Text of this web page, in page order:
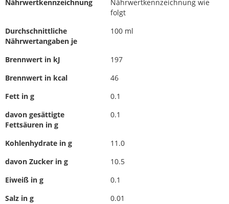
Nährwertkennzeichnung
Nährwertkennzeichnung wie
folgt
Durchschnittliche
Nährwertangaben je
100 ml
Brennwert in kJ
197
Brennwert in kcal
46
Fett in g
0.1
davon gesättigte
Fettsäuren in g
0.1
Kohlenhydrate in g
11.0
davon Zucker in g
10.5
Eiweiß in g
0.1
Salz in g
0.01